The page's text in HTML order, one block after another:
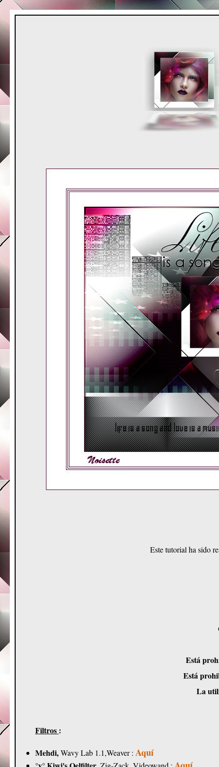
Este tutorial ha sido
Está
Está
La
Filtros :
Mehdi,Wavy Lab 1.1,Weaver : Aquí